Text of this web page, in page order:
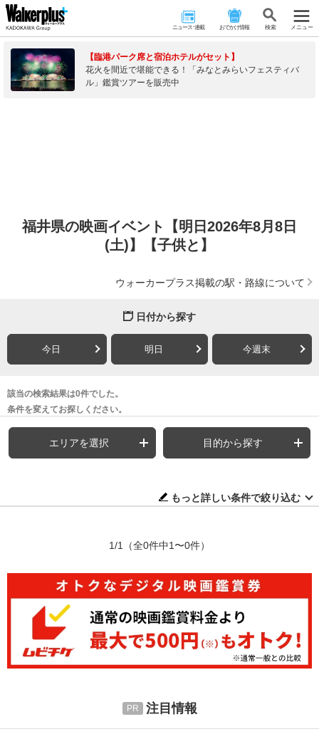
ニュース･連載 おでかけ情報 検 索 メニュー
【臨港パーク席と宿泊ホテルがセット】
花火を間近で堪能できる！「みなとみらいフェスティバ
ル」鑑賞ツアーを販売中
福井県の映画イベント【明日2026年8月8日
(土)】【子供と】
ウォーカープラス掲載の駅・路線について
日付から探す
今日 明日 今週末
該当の検索結果は0件でした。
条件を変えてお探しください。
エリアを選択 目的から探す
もっと詳しい条件で絞り込む
1/1 （全0件中1〜0件）
注目情報